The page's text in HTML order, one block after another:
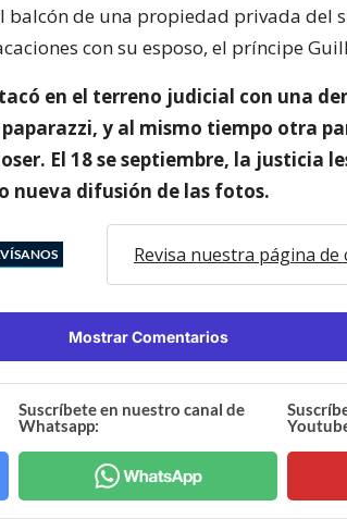
balcón de una propiedad privada del
con su esposo, el príncipe
en el terreno judicial con una
y al mismo tiempo otra
El 18 se septiembre, la justicia
nueva difusión de las fotos.
Revisa nuestra página de
Mostrar Comentarios
Suscríbete en nuestro canal de
Whatsapp: